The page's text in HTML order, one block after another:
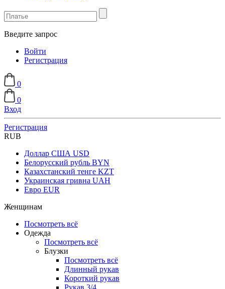
Введите запрос
Войти
Регистрация
0
0
Вход
Регистрация
RUB
Доллар США USD
Белорусский рубль BYN
Казахстанский тенге KZT
Украинская гривна UAH
Евро EUR
Женщинам
Посмотреть всё
Одежда
Посмотреть всё
Блузки
Посмотреть всё
Длинный рукав
Короткий рукав
Рукав 3/4